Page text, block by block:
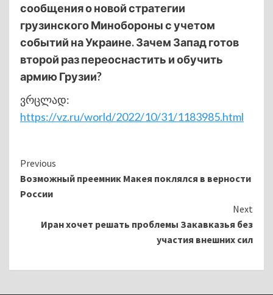
сообщения о новой стратегии
грузинского Минобороны с учетом
событий на Украине. Зачем Запад готов
второй раз переоснастить и обучить
армию Грузии?
ვრცლად:
https://vz.ru/world/2022/10/31/1183985.html
Continue
Reading
Previous
Возможный преемник Макея поклялся в верности
России
Next
Иран хочет решать проблемы Закавказья без
участия внешних сил